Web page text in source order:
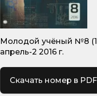
Молодой учёный №8
апрель-2 2016 г.
Скачать номер в PDF